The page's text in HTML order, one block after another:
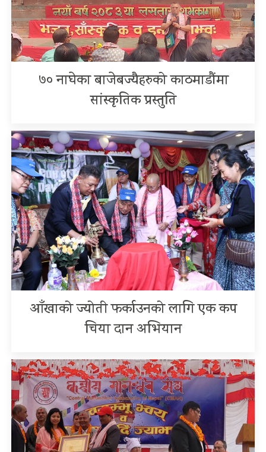
७० नाघेका बाजेबज्यैहरुको काठमाडौंमा
सांस्कृतिक प्रस्तुति
आँखाको ज्योती फर्काउनको लागि एक कप
चिया दान अभियान